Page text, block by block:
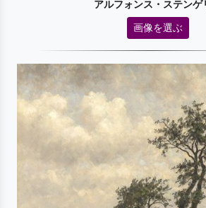
アルフォンス・ステンゲ
画像を選ぶ